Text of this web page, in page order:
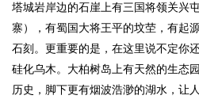
塔城岩岸边的石崖上有三国将领关兴
寨），有蜀国大将王平的坟茔，有起
石刻。更重要的是，在这里说不定你
硅化乌木。大柏树岛上有天然的生态
历史，脚下更有烟波浩渺的湖水，让